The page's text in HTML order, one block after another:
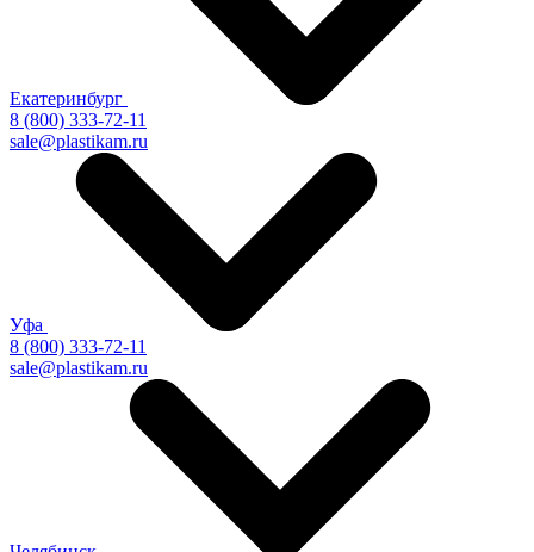
Екатеринбург
8 (800) 333-72-11
sale@plastikam.ru
Уфа
8 (800) 333-72-11
sale@plastikam.ru